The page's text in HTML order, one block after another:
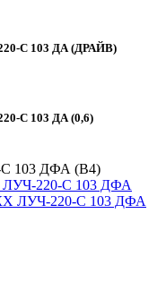
С 103 ДА (ДРАЙВ)
С 103 ДА (0,6)
С 103 ДФА (В4)
ЛУЧ-220-С 103 ДФА